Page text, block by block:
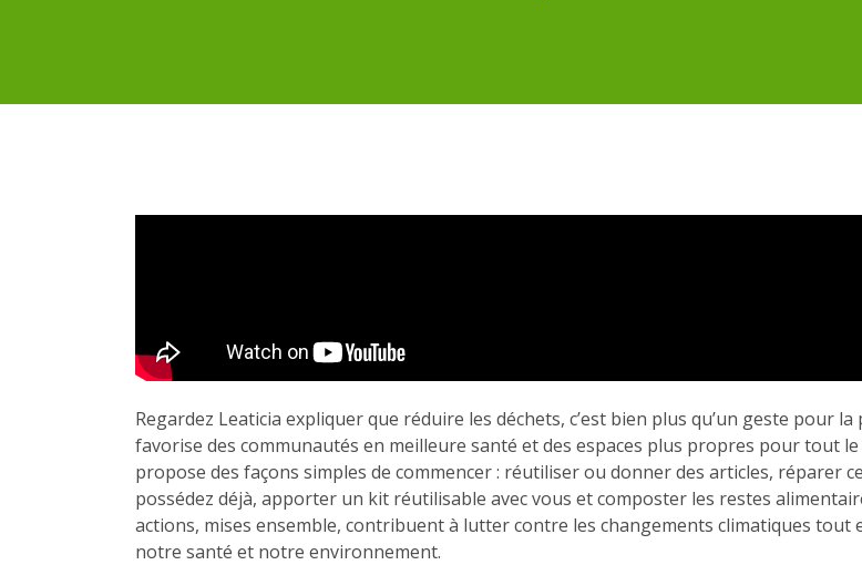
Regardez Leaticia expliquer que réduire les déchets, c’est bien plus qu’un geste pour
favorise des communautés en meilleure santé et des espaces plus propres pour tout le
propose des façons simples de commencer : réutiliser ou donner des articles, réparer
possédez déjà, apporter un kit réutilisable avec vous et composter les restes
actions, mises ensemble, contribuent à lutter contre les changements climatiques tout
notre santé et notre environnement.